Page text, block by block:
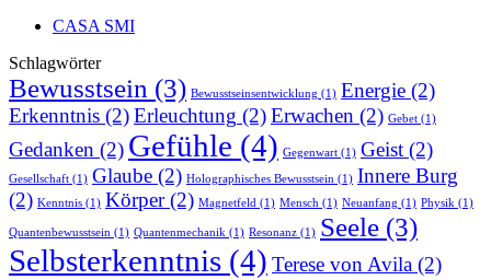
CASA SMI
Schlagwörter
Bewusstsein (3) Bewusstseinsentwicklung (1) Energie (2)
Erkenntnis (2)Erleuchtung (2)Erwachen (2) Gebet (1)
Gedanken (2) Gefühle (4) Gegenwart (1) Geist (2)
Gesellschaft (1) Glaube (2) Holographisches Bewusstsein (1) Innere Burg
(2) Kenntnis (1) Körper(2) Magnetfeld (1) Mensch (1) Neuanfang (1) Physik (1)
Quantenbewusstsein (1) Quantenmechanik (1) Resonanz (1) Seele (3)
Selbsterkenntnis (4) Terese von Avila (2)